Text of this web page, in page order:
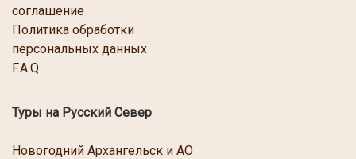
соглашение
Политика обработки
персональных данных
F.A.Q.
Туры на Русский Север
Новогодний Архангельск и АО